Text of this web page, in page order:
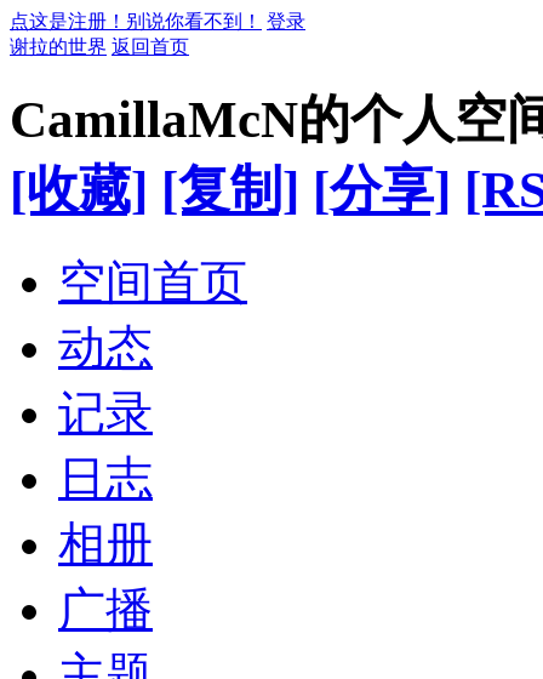
点这是注册！别说你看不到！
登录
谢拉的世界 返回首页
CamillaMcN的个人空
[收藏] [复制] [分享]
空间首页
动态
记录
日志
相册
广播